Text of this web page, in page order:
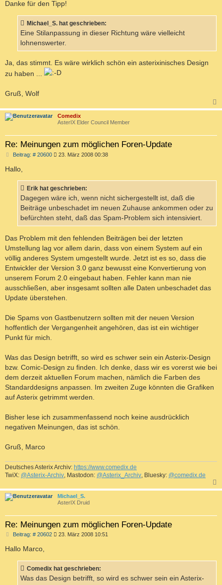
Danke für den Tipp!
Michael_S. hat geschrieben:
Eine Stilanpassung in dieser Richtung wäre vielleicht
lohnenswerter.
Ja, das stimmt. Es wäre wirklich schön ein asterixinisches Design
zu haben ...
Gruß, Wolf
a
Comedix
AsterIX Elder Council Member
Re: Meinungen zum möglichen Foren-Update
Beitrag: # 20600B
r
a
g
23. März 2008 00:38
Hallo,
Erik hat geschrieben:
Dagegen wäre ich, wenn nicht sichergestellt ist, daß die
Beiträge unbeschadet im neuen Zuhause ankommen oder zu
befürchten steht, daß das Spam-Problem sich intensiviert.
Das Problem mit den fehlenden Beiträgen bei der letzten
Umstellung lag vor allem darin, dass von einem System auf ein
völlig anderes System umgestellt wurde. Jetzt ist es so, dass die
Entwickler der Version 3.0 ganz bewusst eine Konvertierung von
unserem Forum 2.0 eingebaut haben. Fehler kann man nie
ausschließen, aber insgesamt sollten alle Daten unbeschadet das
Update überstehen.
Die Spams von Gastbenutzern sollten mit der neuen Version
hoffentlich der Vergangenheit angehören, das ist ein wichtiger
Punkt für mich.
Was das Design betrifft, so wird es schwer sein ein Asterix-Design
bzw. Comic-Design zu finden. Ich denke, dass wir es vorerst wie bei
dem derzeit aktuellen Forum machen, nämlich die Farben des
Standarddesigns anpassen. Im zweiten Zuge könnten die Grafiken
auf Asterix getrimmt werden.
Bisher lese ich zusammenfassend noch keine ausdrücklich
negativen Meinungen, das ist schön.
Gruß, Marco
Deutsches Asterix Archiv: https://www.comedix.de
TwiX: @Asterix-Archiv , Mastodon: @Asterix_Archiv , Bluesky: @comedix.de
a
Michael_S.
AsterIX Druid
Re: Meinungen zum möglichen Foren-Update
Beitrag: # 20602B
r
a
23. März 2008 10:51
Hallo Marco,
Comedix hat geschrieben:
Was das Design betrifft, so wird es schwer sein ein Asterix-